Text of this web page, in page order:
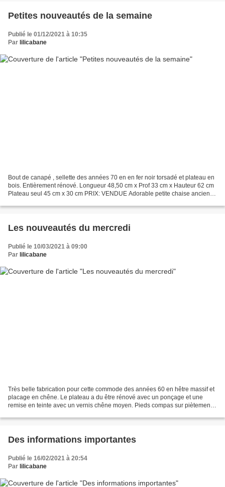
Petites nouveautés de la semaine
Publié le 01/12/2021 à 10:35
Par lilicabane
Bout de canapé , sellette des années 70 en en fer noir torsadé et plateau en
bois. Entièrement rénové. Longueur 48,50 cm x Prof 33 cm x Hauteur 62 cm
Plateau seul 45 cm x 30 cm PRIX: VENDUE Adorable petite chaise ancienne
Les nouveautés du mercredi
Publié le 10/03/2021 à 09:00
Par lilicabane
Très belle fabrication pour cette commode des années 60 en hêtre massif et
placage en chêne. Le plateau a du être rénové avec un ponçage et une
remise en teinte avec un vernis chêne moyen. Pieds compas sur piètement
Des informations importantes
Publié le 16/02/2021 à 20:54
Par lilicabane